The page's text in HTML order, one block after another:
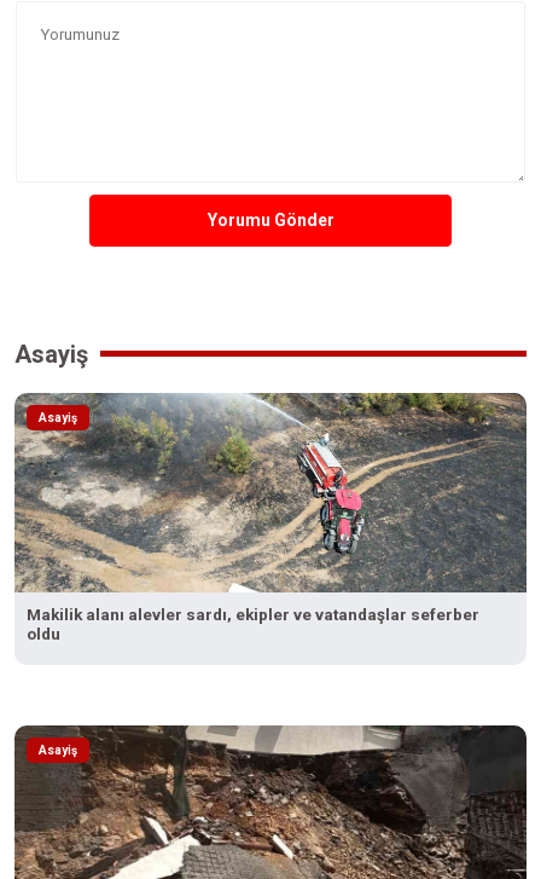
Yorumu Gönder
Asayiş
Asayiş
Makilik alanı alevler sardı, ekipler ve vatandaşlar seferber
oldu
Asayiş